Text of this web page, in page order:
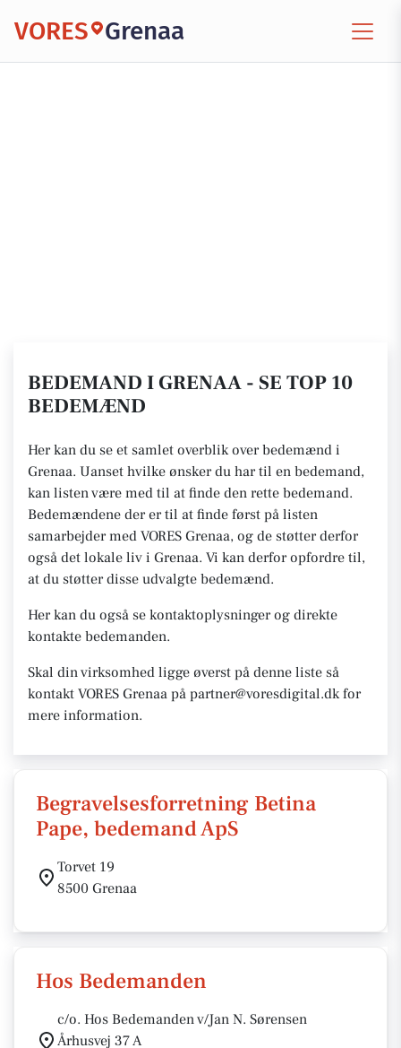
VORES Grenaa
BEDEMAND I GRENAA - SE TOP 10
BEDEMÆND
Her kan du se et samlet overblik over bedemænd i
Grenaa. Uanset hvilke ønsker du har til en bedemand,
kan listen være med til at finde den rette bedemand.
Bedemændene der er til at finde først på listen
samarbejder med VORES Grenaa, og de støtter derfor
også det lokale liv i Grenaa. Vi kan derfor opfordre til,
at du støtter disse udvalgte bedemænd.
Her kan du også se kontaktoplysninger og direkte
kontakte bedemanden.
Skal din virksomhed ligge øverst på denne liste så
kontakt VORES Grenaa på partner@voresdigital.dk for
mere information.
Begravelsesforretning Betina
Pape, bedemand ApS
Torvet 19
8500 Grenaa
Hos Bedemanden
c/o. Hos Bedemanden v/Jan N. Sørensen
Århusvej 37 A